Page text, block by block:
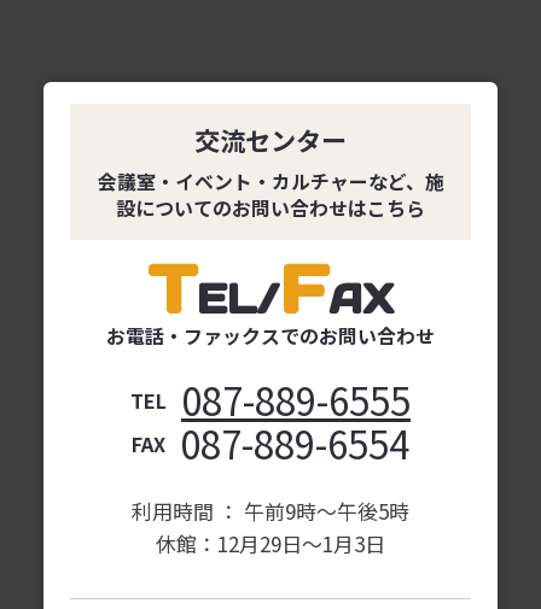
交流センター
会議室・イベント・カルチャーなど、 施
設についてのお問い合わせはこちら
TEL/FAX
お電話・ファックスでのお問い合わせ
TEL 087-889-6555
FAX 087-889-6554
利用時間 ： 午前9時〜午後5時
休館：12月29日～1月3日